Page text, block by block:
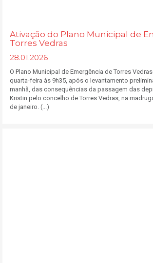
Ativação do Plano Municipal de
Torres Vedras
28.01.2026
O Plano Municipal de Emergência de Torres
quarta-feira às 9h35, após o levantamento
manhã, das consequências da passagem das
Kristin pelo concelho de Torres Vedras, na
de janeiro. (...)